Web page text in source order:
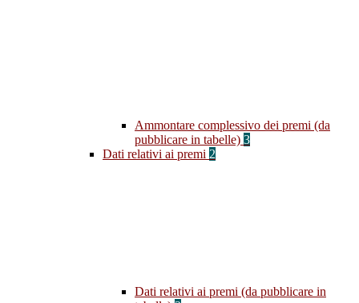
Ammontare complessivo dei premi (da
pubblicare in tabelle) 3
Dati relativi ai premi 2
Dati relativi ai premi (da pubblicare in